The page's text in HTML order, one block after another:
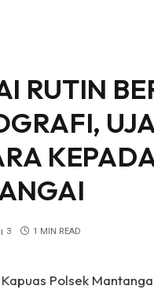
RUTIN
3 1 MIN READ
Polsek